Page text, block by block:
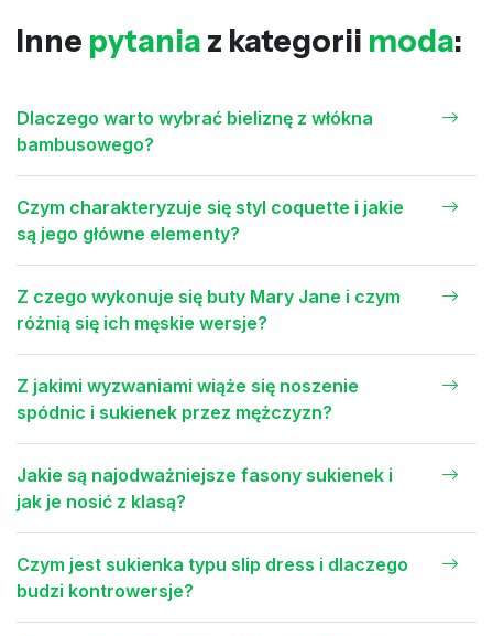
Inne pytania z kategorii moda:
Dlaczego warto wybrać bieliznę z włókna
bambusowego?
Czym charakteryzuje się styl coquette i jakie
są jego główne elementy?
Z czego wykonuje się buty Mary Jane i czym
różnią się ich męskie wersje?
Z jakimi wyzwaniami wiąże się noszenie
spódnic i sukienek przez mężczyzn?
Jakie są najodważniejsze fasony sukienek i
jak je nosić z klasą?
Czym jest sukienka typu slip dress i dlaczego
budzi kontrowersje?